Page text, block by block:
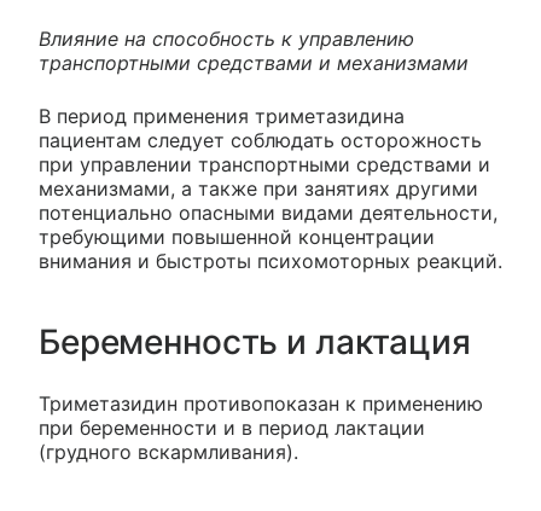
Влияние на способность к управлению
транспортными средствами и механизмами
В период применения триметазидина
пациентам следует соблюдать осторожность
при управлении транспортными средствами и
механизмами, а также при занятиях другими
потенциально опасными видами деятельности,
требующими повышенной концентрации
внимания и быстроты психомоторных реакций.
Беременность и лактация
Триметазидин противопоказан к применению
при беременности и в период лактации
(грудного вскармливания).